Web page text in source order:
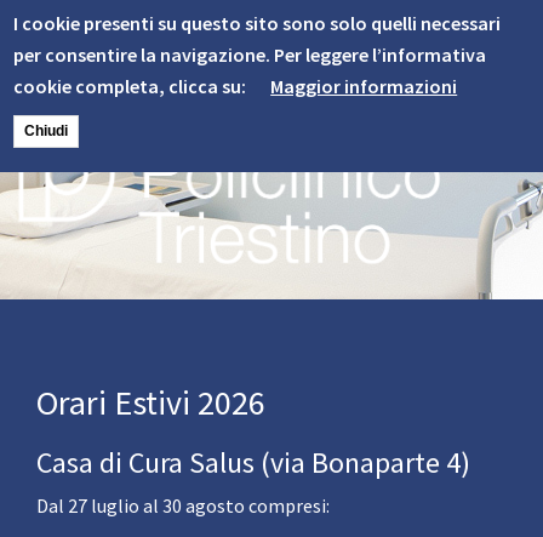
Informativa
Cookie
I cookie presenti su questo sito sono solo quelli necessari
per consentire la navigazione. Per leggere l’informativa
cookie completa, clicca su:
Maggior informazioni
Chiudi
Skip
main
content
Image
Orari Estivi 2026
Casa di Cura Salus (via Bonaparte 4)
Dal 27 luglio al 30 agosto compresi: